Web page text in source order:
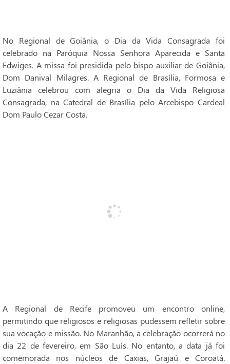
No Regional de Goiânia, o Dia da Vida Consagrada foi
celebrado na Paróquia Nossa Senhora Aparecida e Santa
Edwiges. A missa foi presidida pelo bispo auxiliar de Goiânia,
Dom Danival Milagres. A Regional de Brasília, Formosa e
Luziânia celebrou com alegria o Dia da Vida Religiosa
Consagrada, na Catedral de Brasília pelo Arcebispo Cardeal
Dom Paulo Cezar Costa.
A Regional de Recife promoveu um encontro online,
permitindo que religiosos e religiosas pudessem refletir sobre
sua vocação e missão. No Maranhão, a celebração ocorrerá no
dia 22 de fevereiro, em São Luís. No entanto, a data já foi
comemorada nos núcleos de Caxias, Grajaú e Coroatá.